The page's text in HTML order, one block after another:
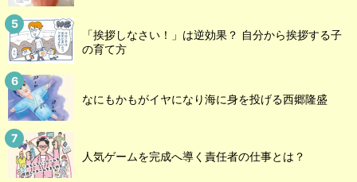
「挨拶しなさい！」は逆効果？ 自分から挨拶する子
の育て方
なにもかもがイヤになり海に身を投げる西郷隆盛
人気ゲームを完成へ導く責任者の仕事とは？